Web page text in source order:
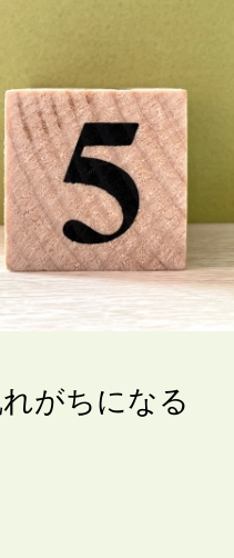
がちになる